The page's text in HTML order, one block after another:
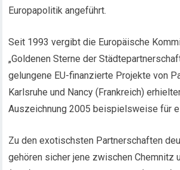
Europapolitik angeführt.
Seit 1993 vergibt die Europäische
„Goldenen Sterne der
gelungene EU-finanzierte Projekte von
Karlsruhe und Nancy (Frankreich)
Auszeichnung 2005 beispielsweise für
Zu den exotischsten Partnerschaften
gehören sicher jene zwischen Chemnitz